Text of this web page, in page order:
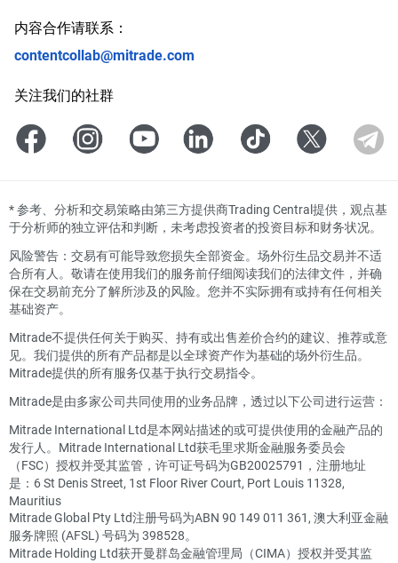
内容合作请联系：
contentcollab@mitrade.com
关注我们的社群
*参考、分析和交易策略由第三方提供商Trading Central提供，观点基
于分析师的独立评估和判断，未考虑投资者的投资目标和财务状况。
风险警告：交易有可能导致您损失全部资金。场外衍生品交易并不适
合所有人。敬请在使用我们的服务前仔细阅读我们的法律文件，并确
保在交易前充分了解所涉及的风险。您并不实际拥有或持有任何相关
基础资产。
Mitrade不提供任何关于购买、持有或出售差价合约的建议、推荐或意
见。我们提供的所有产品都是以全球资产作为基础的场外衍生品。
Mitrade提供的所有服务仅基于执行交易指令。
Mitrade是由多家公司共同使用的业务品牌，透过以下公司进行运营：
Mitrade International Ltd是本网站描述的或可提供使用的金融产品的
发行人。Mitrade International Ltd获毛里求斯金融服务委员会
（FSC）授权并受其监管，许可证号码为GB20025791，注册地址
是：6 St Denis Street, 1st Floor River Court, Port Louis 11328,
Mauritius
Mitrade Global Pty Ltd注册号码为ABN 90 149 011 361, 澳大利亚金融
服务牌照 (AFSL) 号码为 398528。
Mitrade Holding Ltd获开曼群岛金融管理局（CIMA）授权并受其监